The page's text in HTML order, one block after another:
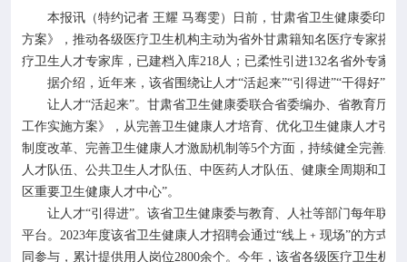
本报讯（特约记者 王耀 马骞雯）日前，甘肃省卫生健康委印发
方案》，推动各级医疗卫生机构主动为省外甘肃籍知名医疗专家搭
疗卫生人才专家库，已建档入库218人；已柔性引进132名省外专家人
据介绍，近年来，该省围绕让人才“活起来”“引得进”“干得好”“
让人才“活起来”。甘肃省卫生健康委联合省委编办、省教育厅
工作实施方案》，从完善卫生健康人才培育、优化卫生健康人才引
制度改革、完善卫生健康人才激励机制等5个方面，持续健全完善卫
人才队伍、公共卫生人才队伍、中医药人才队伍、健康全周期和卫
区重要卫生健康人才中心”。
让人才“引得进”。该省卫生健康委与教育、人社等部门每年联
平台。 2023年度该省卫生健康人才招聘会通过“线上﹢现场”的方式
同参与，累计提供用人岗位2800余个。今年，该省各级医疗卫生机